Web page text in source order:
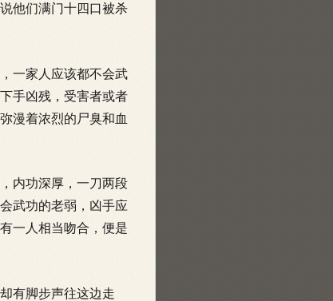
他们满门十四口被杀
一家人应该都不会武
手凶残，受害者或者
漫着浓烈的尸臭和血
内功深厚，一刀两段
武功的老弱，凶手应
一人相当吻合，便是
有脚步声往这边走